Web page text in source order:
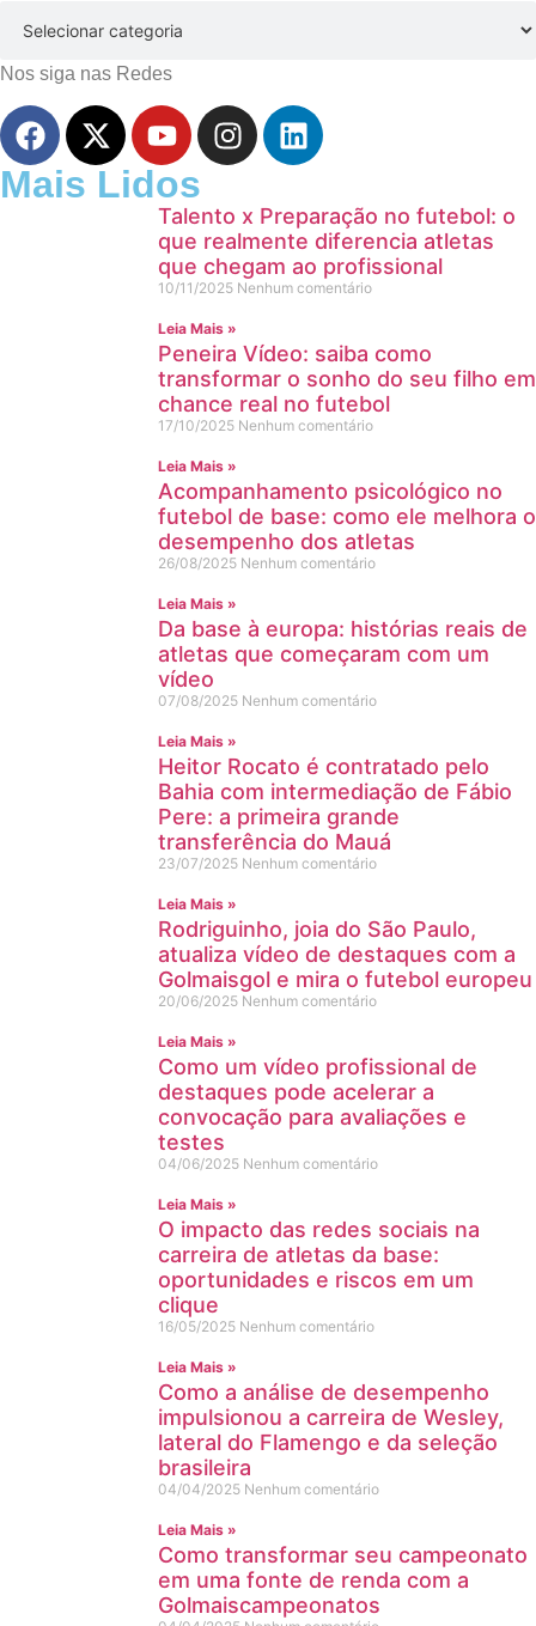
Nos siga nas Redes
Mais Lidos
Talento x Preparação no futebol: o
que realmente diferencia atletas
que chegam ao profissional
10/11/2025 Nenhum comentário
Leia Mais »
Peneira Vídeo: saiba como
transformar o sonho do seu filho em
chance real no futebol
17/10/2025 Nenhum comentário
Leia Mais »
Acompanhamento psicológico no
futebol de base: como ele melhora o
desempenho dos atletas
26/08/2025 Nenhum comentário
Leia Mais »
Da base à europa: histórias reais de
atletas que começaram com um
vídeo
07/08/2025 Nenhum comentário
Leia Mais »
Heitor Rocato é contratado pelo
Bahia com intermediação de Fábio
Pere: a primeira grande
transferência do Mauá
23/07/2025 Nenhum comentário
Leia Mais »
Rodriguinho, joia do São Paulo,
atualiza vídeo de destaques com a
Golmaisgol e mira o futebol europeu
20/06/2025 Nenhum comentário
Leia Mais »
Como um vídeo profissional de
destaques pode acelerar a
convocação para avaliações e
testes
04/06/2025 Nenhum comentário
Leia Mais »
O impacto das redes sociais na
carreira de atletas da base:
oportunidades e riscos em um
clique
16/05/2025 Nenhum comentário
Leia Mais »
Como a análise de desempenho
impulsionou a carreira de Wesley,
lateral do Flamengo e da seleção
brasileira
04/04/2025 Nenhum comentário
Leia Mais »
Como transformar seu campeonato
em uma fonte de renda com a
Golmaiscampeonatos